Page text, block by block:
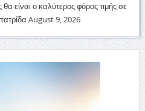
είναι ο καλύτερος φόρος τιμής σε
August 9, 2026